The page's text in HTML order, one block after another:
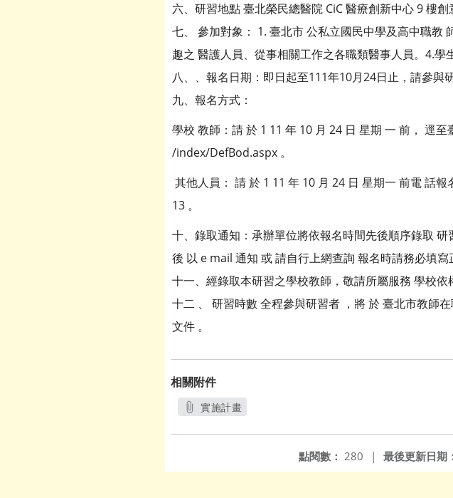
六、研習地點 臺北榮民總醫院 CiC 醫療創新中心 9 樓創
七、 參加對象： 1. 臺北市 公私立國民中學及高中職教
趣之 醫護人員、從事相關工作之各職類醫事人員。4.
八、、報名日期：即日起至111年10月24日止，請參與
九、報名方式：
學校 教師：請 於 1 11 年 10 月 24 日 星期 一 前， 逕
/index/DefBod.aspx 。
其他人員： 請 於 1 11 年 10 月 24 日 星期一 前電 話
13 。
十、錄取通知：承辦單位將依報名時間先後順序錄取
後 以 e mail 通知 或 請自行上網查詢 報名時請務必填
十一、經錄取本研習之學校教師，敬請所屬服務 學校依
十二 、 研習時數 全程參與研習者 ，將 於 臺北市教師
文件 。
相關附件
實施計畫
最後更新日期：
點閱數： 280 |